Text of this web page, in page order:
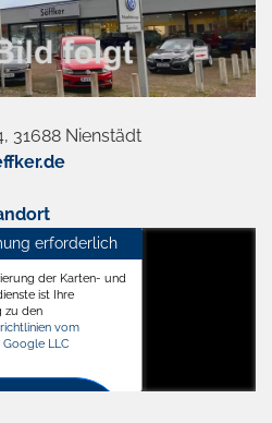
31688 Nienstädt
erforderlich
der Karten- und
ist Ihre
zu den
vom
LLC